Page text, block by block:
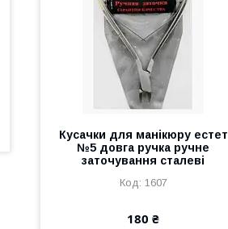
Кусачки для манікюру естет
№5 довга ручка ручне
заточування сталеві
1607
180 ₴